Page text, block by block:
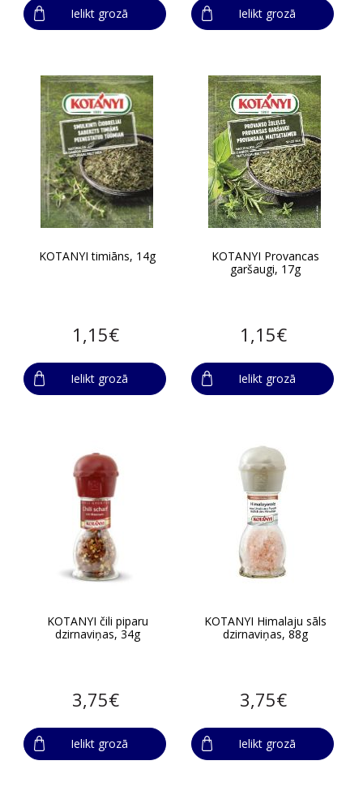
Ielikt grozā Ielikt grozā
KOTANYI timiāns, 14g
1,15€
Ielikt grozā
KOTANYI Provancas
garšaugi, 17g
1,15€
Ielikt grozā
KOTANYI čili piparu
dzirnaviņas, 34g
3,75€
Ielikt grozā
KOTANYI Himalaju sāls
dzirnaviņas, 88g
3,75€
Ielikt grozā